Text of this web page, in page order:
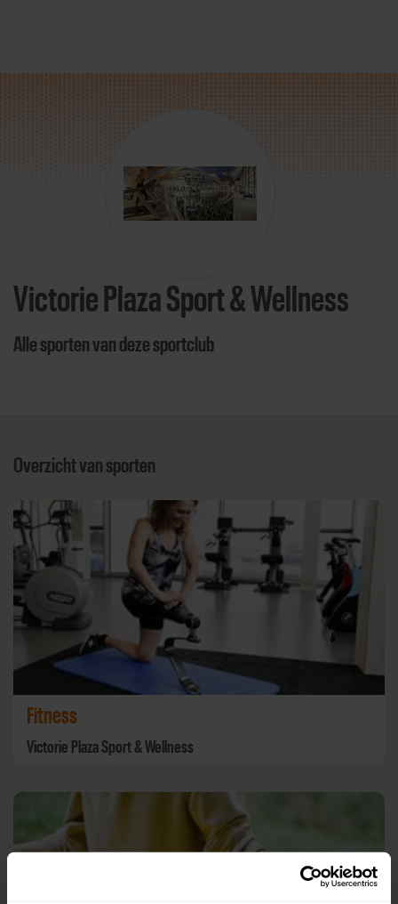
Victorie Plaza Sport & Wellness
Alle sporten van deze sportclub
Overzicht van sporten
Fitness
Victorie Plaza Sport & Wellness